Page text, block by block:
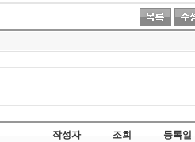
작성자 조회 등록일